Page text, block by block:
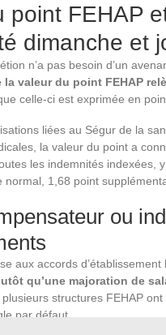
point FEHAP
dimanche et
n’a pas besoin d’un
valeur du point FEHAP
celle-ci est exprimée en
liées au Ségur de la
la valeur du point a
les indemnités indexées,
normal, 1,68 point
ou
aux accords
qu’une majoration de
structures FEHAP
par défaut.